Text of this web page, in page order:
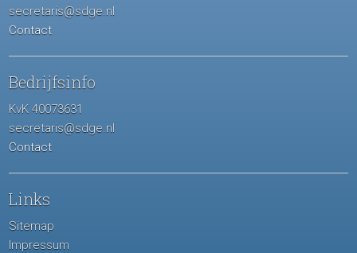
secretaris@sdge.nl
Contact
Bedrijfsinfo
KvK 40073631
secretaris@sdge.nl
Contact
Links
Sitemap
Impressum